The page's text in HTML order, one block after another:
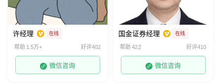
许经理 在线
帮助 1.5万+ 好评402
微信咨询
国金证券经理 在线
帮助 422 好评410
微信咨询